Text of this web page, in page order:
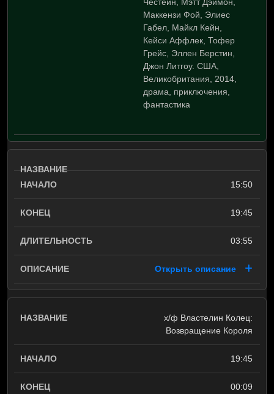
Маккензи Фой, Элиес
Габел, Майкл Кейн,
Кейси Аффлек, Тофер
Грейс, Эллен Берстин,
Джон Литгоу. США,
Великобритания, 2014,
драма, приключения,
фантастика
15:50
19:45
03:55
Открыть описание
х/ф Властелин Колец:
Возвращение Короля
19:45
00:09